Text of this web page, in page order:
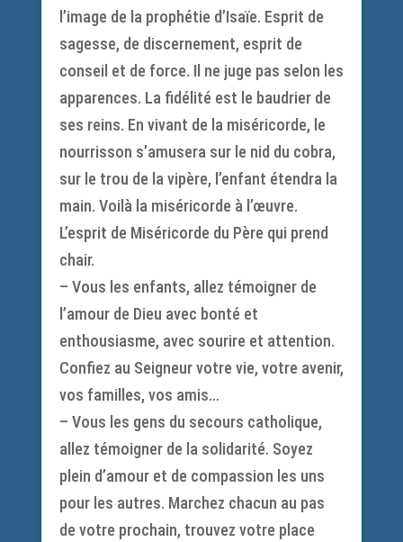
l’image de la prophétie d’Isaïe. Esprit de
sagesse, de discernement, esprit de
conseil et de force. Il ne juge pas selon les
apparences. La fidélité est le baudrier de
ses reins. En vivant de la miséricorde, le
nourrisson s’amusera sur le nid du cobra,
sur le trou de la vipère, l’enfant étendra la
main. Voilà la miséricorde à l’œuvre.
L’esprit de Miséricorde du Père qui prend
chair.
– Vous les enfants, allez témoigner de
l’amour de Dieu avec bonté et
enthousiasme, avec sourire et attention.
Confiez au Seigneur votre vie, votre avenir,
vos familles, vos amis…
– Vous les gens du secours catholique,
allez témoigner de la solidarité. Soyez
plein d’amour et de compassion les uns
pour les autres. Marchez chacun au pas
de votre prochain, trouvez votre place